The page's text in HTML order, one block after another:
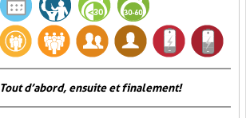
Tout d’abord, ensuite et finalement!